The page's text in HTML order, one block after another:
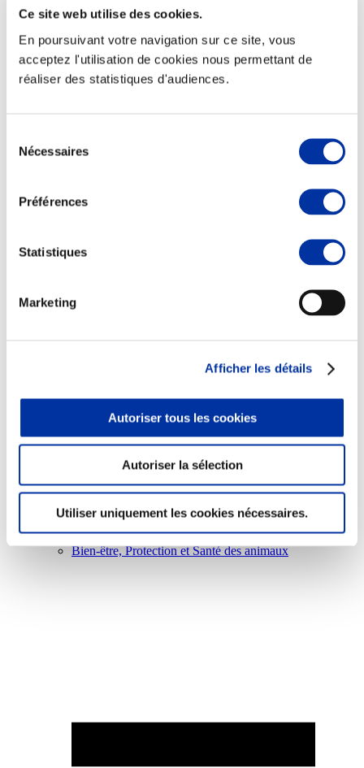
Ce site web utilise des cookies.
En poursuivant votre navigation sur ce site, vous
acceptez l'utilisation de cookies nous permettant de
réaliser des statistiques d'audiences.
Nécessaires
Préférences
Statistiques
Marketing
Afficher les détails
Autoriser tous les cookies
Autoriser la sélection
Utiliser uniquement les cookies nécessaires.
Environnement & Territoires
Viande et climat
Autonomie des élevages
Qualité air, eau, sols
Economie de ressources
Evaluation environnementale
Bien-être, Protection et Santé des animaux